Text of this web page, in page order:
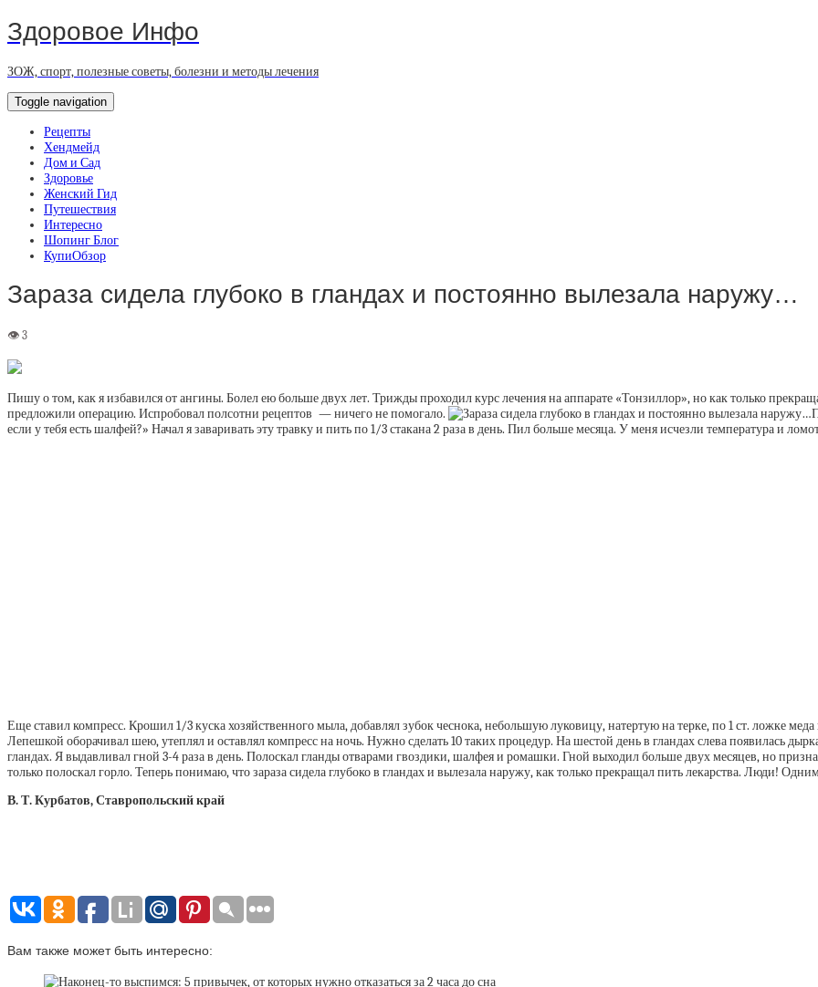
Здоровое Инфо
ЗОЖ, спорт, полезные советы, болезни и методы лечения
Toggle navigation
Рецепты
Хендмейд
Дом и Сад
Здоровье
Женский Гид
Путешествия
Интересно
Шопинг Блог
КупиОбзор
Зараза сидела глубоко в гландах и постоянно вылезала наружу…
Пишу о том, как я избавился от ангины. Болел ею больше двух лет. Трижды проходил курс лечения на аппарате «Тонзиллор», но как только
предложили операцию. Испробовал полсотни рецептов — ничего не помогало.
если у тебя есть шалфей?» Начал я заваривать эту травку и пить по 1/3 стакана 2 раза в день. Пил больше месяца. У меня исчезли температура и
Еще ставил компресс. Крошил 1/3 куска хозяйственного мыла, добавлял зубок чеснока, небольшую луковицу, натертую на терке, по 1 ст. ложке
Лепешкой оборачивал шею, утеплял и оставлял компресс на ночь. Нужно сделать 10 таких процедур. На шестой день в гландах слева появилась
гландах. Я выдавливал гной 3-4 раза в день. Полоскал гланды отварами гвоздики, шалфея и ромашки. Гной выходил больше двух месяцев, но
только полоскал горло. Теперь понимаю, что зараза сидела глубоко в гландах и вылезала наружу, как только прекращал пить лекарства. Люди!
В. Т. Курбатов, Ставропольский край
Вам также может быть интересно: